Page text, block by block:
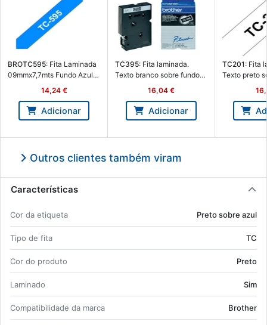
BROTC595: Fita La­mi­nada
09mmx7,7mts Fundo Azul /
Texto Branco - Brother
14,24 €
Adicionar
TC395: Fita la­mi­nada.
Texto branco sobre fundo
preto. Lar­gura: 9 mm. Com­
pri­mento: 7,7 m - Brother
TC395
16,04 €
Adicionar
TC201: Fita
Texto preto
branco.
Brother
Outros clientes também viram
Características
Cor da eti­queta Preto sobre azul
Tipo de fita TC
Cor do pro­duto Preto
La­mi­nado Sim
Com­pa­ti­bi­li­dade da marca Brother